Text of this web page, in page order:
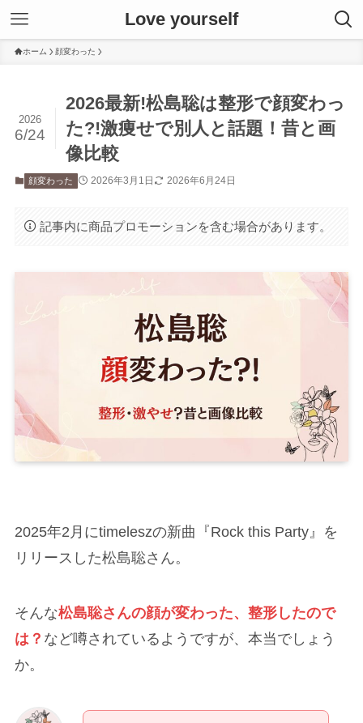
Love yourself
ホーム 顔変わった
2026最新!松島聡は整形で顔変わっ
た?!激痩せで別人と話題！昔と画
像比較
2026
6/24
顔変わった 2026年3月1日 2026年6月24日
記事内に商品プロモーションを含む場合があります。
2025年2月にtimeleszの新曲『Rock this Party』を
リリースした松島聡さん。
そんな松島聡さんの顔が変わった、整形したので
は？ など噂されているようですが、本当でしょう
か。